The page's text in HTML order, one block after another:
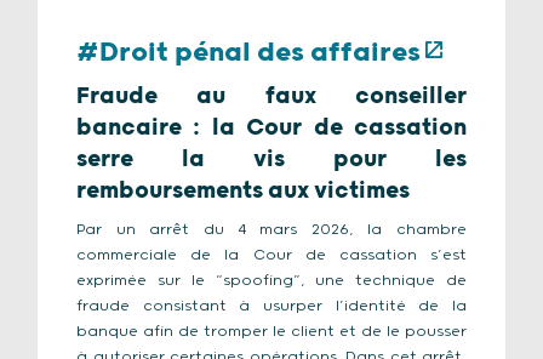
#Droit pénal des affaires
Fraude au faux conseiller
bancaire : la Cour de cassation
serre la vis pour les
remboursements aux victimes
Par un arrêt du 4 mars 2026, la chambre
commerciale de la Cour de cassation s’est
exprimée sur le “spoofing”, une technique de
fraude consistant à usurper l’identité de la
banque afin de tromper le client et de le pousser